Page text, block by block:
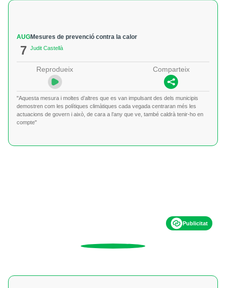
AUG
7
Mesures de prevenció contra la calor
Judit Castellà
Reprodueix Comparteix
"Aquesta mesura i moltes d’altres que es van impulsant des dels municipis
demostren com les polítiques climàtiques cada vegada centraran més les
actuacions de govern i això, de cara a l’any que ve, també caldrà tenir-ho en
compte"
Publicitat